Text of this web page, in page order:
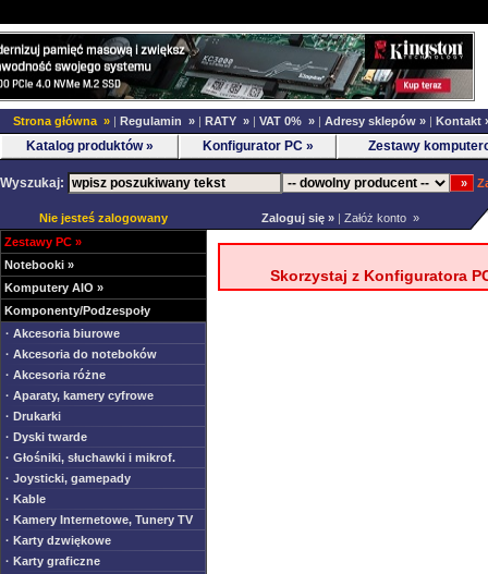
Strona główna » | Regulamin » | RATY » | VAT 0% » | Adresy sklepów » | Kontakt
Katalog produktów » Konfigurator PC » Zestawy
Wyszukaj:
Nie jesteś zalogowany Zaloguj się » | Załóż konto »
Zestawy PC »
Notebooki »
Komputery AIO »
Komponenty/Podzespoły
· Akcesoria biurowe
· Akcesoria do noteboków
· Akcesoria różne
· Aparaty, kamery cyfrowe
· Drukarki
· Dyski twarde
· Głośniki, słuchawki i mikrof.
· Joysticki, gamepady
· Kable
· Kamery Internetowe, Tunery TV
· Karty dzwiękowe
· Karty graficzne
Skorzystaj z Konfiguratora